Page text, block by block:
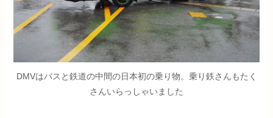
DMVはバスと鉄道の中間の日本初の乗り物。乗り鉄さんもたく
さんいらっしゃいました